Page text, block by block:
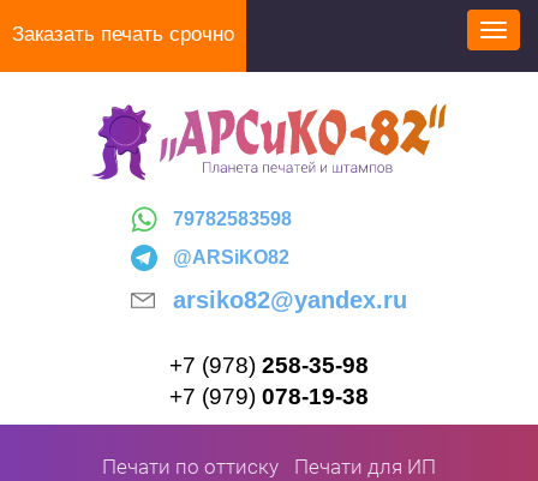
Заказать печать срочно
79782583598
@ARSiKO82
arsiko82@yandex.ru
+7 (978) 258-35-98
+7 (979) 078-19-38
Печати по оттиску Печати для ИП